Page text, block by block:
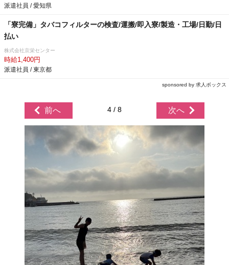
派遣社員 / 愛知県
「寮完備」タバコフィルターの検査/運搬/即入寮/製造・工場/日勤/日
払い
株式会社京栄センター
時給1,400円
派遣社員 / 東京都
sponsored by 求人ボックス
前へ 4 / 8 次へ